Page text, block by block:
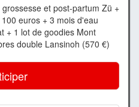
et post-partum Zü +
euros + 3 mois d'eau
+ 1 lot de goodies Mont
double Lansinoh (570 €)